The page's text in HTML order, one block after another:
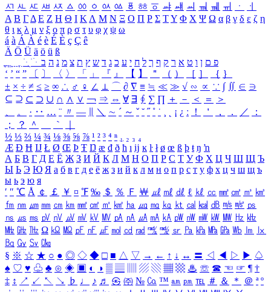
ㅺ ㅻ ㅼ ㅽ ㅾ ㅿ ㆀ ㆁ ㆂ ㆃ ㆄ ㆅ ㆆ ㆇ ㆈ ㆉ ㆊ ㆋ ㆌ ㆍ
ㆎ
Α Β ΓΔ Ε Ζ Η Θ Ι ΚΛ Μ Ν Ξ Ο Π Ρ Σ ΤΥ Φ Χ Ψ Ω α β γ δ ε ζ η
θ ι κ λ μ ν ξ ο π ρ σ τ υ φ χ ψ ω
á à Á À é è É È ç Ç ê
Ä Ö Ü ä ö ü ß
ִֶֹ ֻּ ׁׂ פ ם ן ו ט א ר ק ף ך ל ח י ע כ ג ד ש ץ ת צ מ נ ה ב
‘ ’ “ ” 〔 〕 〈 〉 「 」 『 』 【 】 ＂ （ ） ［ ］ ｛ ｝
± × ÷ ≠ ≤ ≥ ∞ ∴ ♂ ♀ ∠ ⊥ ⌒ ∂ ∇ ≡ ≒ ≪ ≫ √ ∽ ∝ ∵ ∫ ∬ ∈ ∋
⊆ ⊇ ⊂ ⊃ ∪ ∩ ∧ ∨ ￢ ⇒ ⇔ ∀ ∃ ∮ ∑ ∏ ＋ － ＜ ＝
＞
、
。 · ‥ … ¨ 〃 ― ＼ ∼ ´ ～ ˇ ˘ ˝ ˚ ˙ ¸ ¡ ¿ ː ！ ＇ ， ． ／
：
；
？ ＾ ｀
½ ⅓ ⅔ ¼ ¾ ⅛ ⅜ ⅝ ⅞ ¹ ² ³ ⁴ ⁿ ₁ ₂ ₃ ₄
Æ Ð Ħ Ĳ Ł Ø Œ Þ Ŧ Ŋ æ đ ð ħ ı ĳ ĸ ŀ ł ø œ ß þ ŧ ŋ ŉ
А Б В Г Д Е Ё Ж З И Й К Л М Н О П Р С Т У Ф Х Ц Ч Ш Щ Ъ
Ы Ь Э Ю Я а б в г д е ё ж з и й к л м н о п р с т у ф х ц ч ш щ ъ
ы ь э ю я
′ ″ ℃ Å ￠ ￡ ￥ ¤ ℉ ‰ ＄ ％ Ｆ ￦ ㎕ ㎖ ㎗ ℓ ㎘ ㏄ ㎣ ㎤ ㎥ ㎦
㎙ ㎚ ㎛ ㎜ ㎝ ㎞ ㎟ ㎠ ㎡ ㎢ ㏊ ㎍ ㎎ ㎏ ㏏ ㎈ ㎉ ㏈ ㎧ ㎨ ㎰
㎱ ㎲ ㎳ ㎴ ㎵ ㎶ ㎷ ㎸ ㎹ ㎀ ㎁ ㎂ ㎃ ㎄ ㎺ ㎻ ㎽ ㎾ ㎿ ㎐ ㎑
㎒ ㎓ ㎔ Ω ㏀ ㏁ ㎊ ㎋ ㎌ ㏖ ㏅ ㎭ ㎮ ㎯ ㏛ ㎩ ㎪ ㎫ ㎬ ㏝ ㏐
㏓
㏃ ㏉ ㏜ ㏆
§ ※ ☆ ★ ○ ● ◎ ◇ ◆ □ ■ △ ▽ → ← ↑ ↓ ↔ 〓 ◁ ◀ ▷ ▶ ♤
♠ ♡ ♥ ♧ ♣ ⊙ ◈ ▣ ◐ ◑ ▒ ▤ ▨ ▧ ▦ ▩ ♨ ☏ ☎ ☜ ☞ ¶ †
‡ ↕ ↗ ↙ ↖ ↘ ♭ ♩ ♪ ♬ ㉿ ㈜ № ㏇ ™ ㏂ ㏘ ℡ ＃ ＆ ＊ ＠ ª º